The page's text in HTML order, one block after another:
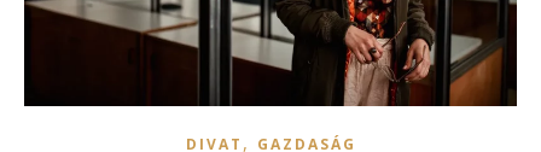
DIVAT , GAZDASÁG